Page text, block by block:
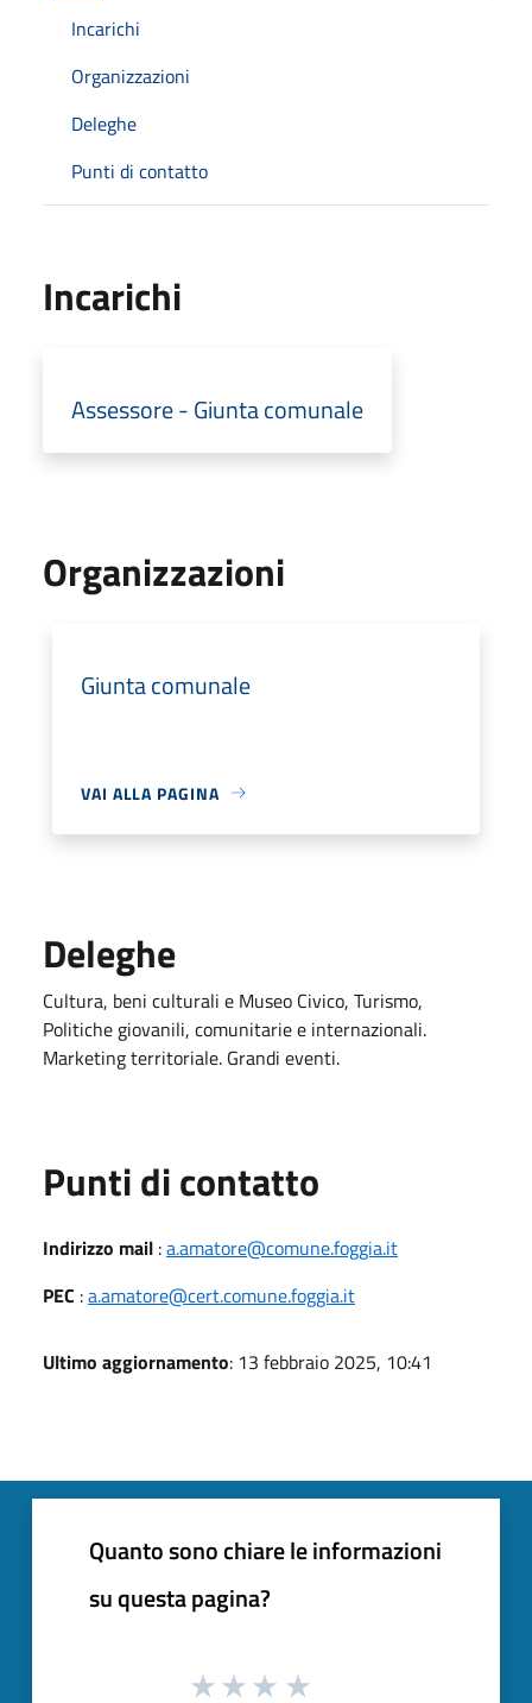
Incarichi
Organizzazioni
Deleghe
Punti di contatto
Incarichi
Assessore - Giunta comunale
Organizzazioni
Giunta comunale
VAI ALLA PAGINA
Deleghe
Cultura, beni culturali e Museo Civico, Turismo,
Politiche giovanili, comunitarie e internazionali.
Marketing territoriale. Grandi eventi.
Punti di contatto
Indirizzo mail :a.amatore@comune.foggia.it
PEC :a.amatore@cert.comune.foggia.it
Ultimo aggiornamento: 13 febbraio 2025, 10:41
Quanto sono chiare le informazioni
su questa pagina?